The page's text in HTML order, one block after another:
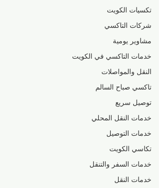
تكسيات الكويت
شركات التاكسي
مشاوير يومية
خدمات التاكسي في الكويت
النقل والمواصلات
تاكسي صباح السالم
توصيل سريع
خدمات النقل المحلي
خدمات التوصيل
تكاسي الكويت
خدمات السفر والتنقل
خدمات النقل